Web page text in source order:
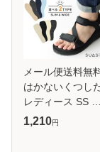
メール便送料無
はかないくつし
レディース SS 春
夏 新作 夏新作 秋
1,210円